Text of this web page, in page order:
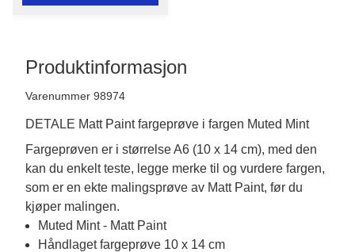
Produktinformasjon
Varenummer 98974
DETALE Matt Paint fargeprøve i fargen Muted Mint
Fargeprøven er i størrelse A6 (10 x 14 cm), med den
kan du enkelt teste, legge merke til og vurdere fargen,
som er en ekte malingsprøve av Matt Paint, før du
kjøper malingen.
Muted Mint - Matt Paint
Håndlaget fargeprøve 10 x 14 cm